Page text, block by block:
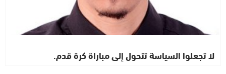
لا تجعلوا السياسة تتحول إلى مباراة كرة قدم.